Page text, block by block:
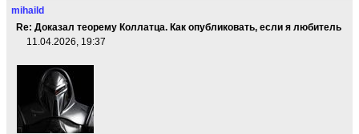
mihaild
Re: Доказал теорему Коллатца. Как опубликовать, если я любитель
11.04.2026, 19:37